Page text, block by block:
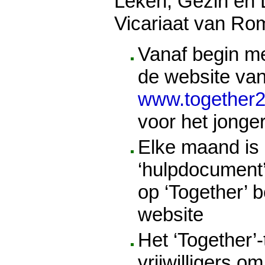
Vicariaat van
Vanaf begin
de website
voor het
Elke maand is
op ‘Together’
website
Het